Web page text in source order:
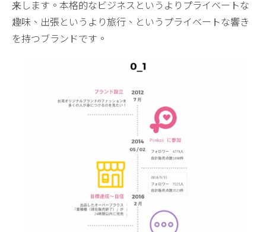
来します。本格的なビジネスというよりプライベートな
趣味、出張というより旅行、というプライベートな響き
を持つブランドです。